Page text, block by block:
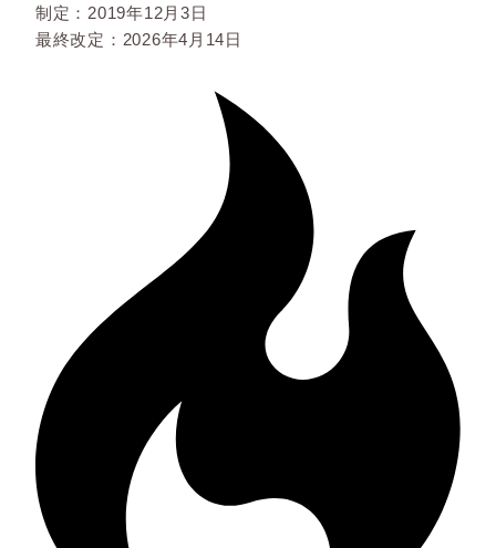
制定：2019年12月3日
最終改定：2026年4月14日